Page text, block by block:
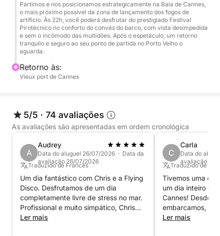
20h: Ancoragem tranquila nas Ilhas Lérins. Nado ao
pôr do sol, sessão de stand-up paddle, aperitivos
com música ao vivo e jantar na água.
21h45: Posicionamento estratégico na Baía de
Cannes, o mais próximo possível da área de queima
desimpedida do convés do barco).
23h: Retorno ao cais no Porto Velho em total
tranquilidade.
🥂 Gastronomia e a arte de viver a bordo:
Você pode trazer seu próprio jantar ou aperitivos
(sem custo adicional).
Partimos e nos posicionamos estrategicamente na Baía de Cannes,
o mais próximo possível da zona de lançamento dos fogos de
artifício. Às 22h, você poderá desfrutar do prestigiado Festival
Pirotécnico no conforto do convés do barco, com vista desimpedida
e sem o incômodo das multidões. Após o espetáculo, um retorno
tranquilo e seguro ao seu ponto de partida no Porto Velho o
aguarda.
Retorno às:
Vieux port de Cannes
5/5 · 74 avaliações
As avaliações são apresentadas em ordem cronológica
A
Audrey
Data do aluguel 26/07/2026 · Data da
avaliação 26/07/2026
Traduzido de Francês
Um dia fantástico com Chris e a Flying
Disco. Desfrutamos de um dia
completamente livre de stress no mar.
Profissional e muito simpático, Chris
geriu tudo na perfeição do início ao
Ler mais
C
Carla
Data do
avaliação 20/
Traduzido de
Tivemos uma
um dia inteiro de
Cannes! Desde
embarcamos, ele
completamente
Ler mais